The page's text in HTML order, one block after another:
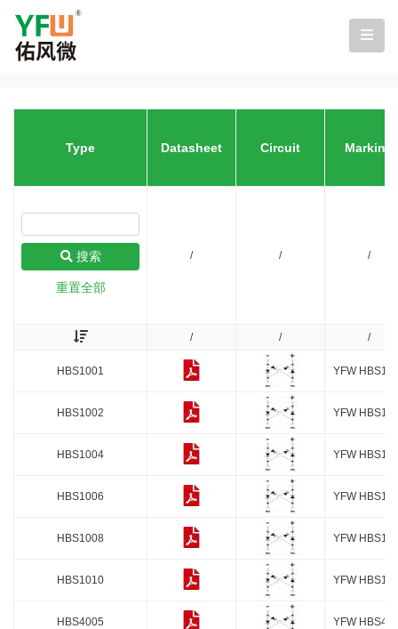
Type Datasheet Circuit Marking
搜索
重置全部
/ / /
/ / /
HBS1001 YFW
HBS1002 YFW
HBS1004 YFW
HBS1006 YFW
HBS1008 YFW
HBS1010 YFW
HBS4005 YFW